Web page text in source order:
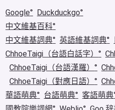
Google
Duckduckgo
中文維基百科
中文維基詞典
英語維基詞典
ChhoeTaigi（台語白話字）
ChhoeTaigi（台語漢羅）
ChhoeTaigi（對應日語）
華語萌典
台語萌典 客語萌典